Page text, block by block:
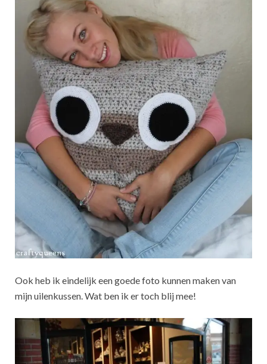
Ook heb ik eindelijk een goede foto kunnen maken van
mijn uilenkussen. Wat ben ik er toch blij mee!